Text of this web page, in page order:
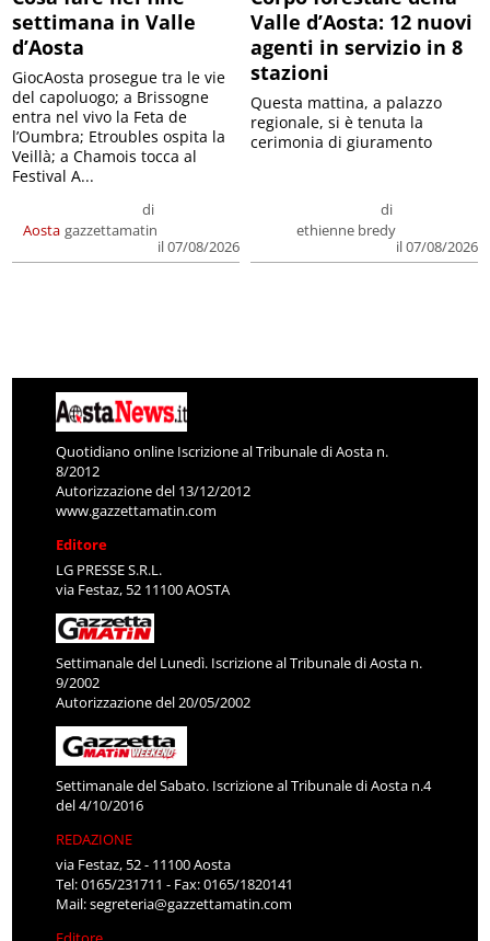
settimana in Valle
d’Aosta
Aosta
di
gazzettamatin
il 07/08/2026
GiocAosta prosegue tra le vie
del capoluogo; a Brissogne
entra nel vivo la Feta de
l’Oumbra; Etroubles ospita la
Veillà; a Chamois tocca al
Festival A...
Valle d’Aosta: 12 nuovi
agenti in servizio in 8
stazioni
di
ethienne bredy
il 07/08/2026
Questa mattina, a palazzo
regionale, si è tenuta la
cerimonia di giuramento
Quotidiano online Iscrizione al Tribunale di Aosta n.
8/2012
Autorizzazione del 13/12/2012
www.gazzettamatin.com
Editore
LG PRESSE S.R.L.
via Festaz, 52 11100 AOSTA
Settimanale del Lunedì. Iscrizione al Tribunale di Aosta n.
9/2002
Autorizzazione del 20/05/2002
Settimanale del Sabato. Iscrizione al Tribunale di Aosta n.4
del 4/10/2016
REDAZIONE
via Festaz, 52 - 11100 Aosta
Tel: 0165/231711 - Fax: 0165/1820141
Mail:segreteria@gazzettamatin.com